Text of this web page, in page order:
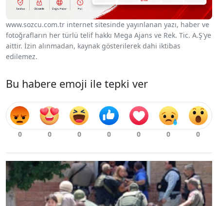
www.sozcu.com.tr internet sitesinde yayınlanan yazı, haber ve
fotoğrafların her türlü telif hakkı Mega Ajans ve Rek. Tic. A.Ş'ye
aittir. İzin alınmadan, kaynak gösterilerek dahi iktibas
edilemez.
Bu habere emoji ile tepki ver